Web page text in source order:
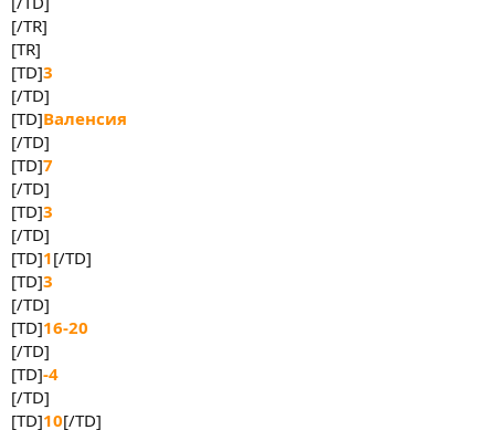
[/TR]
[TR]
[TD]3
[/TD]
[TD]Валенсия
[/TD]
[TD]7
[/TD]
[TD]3
[/TD]
[TD]1[/TD]
[TD]3
[/TD]
[TD]16-20
[/TD]
[TD]-4
[/TD]
[TD]10[/TD]